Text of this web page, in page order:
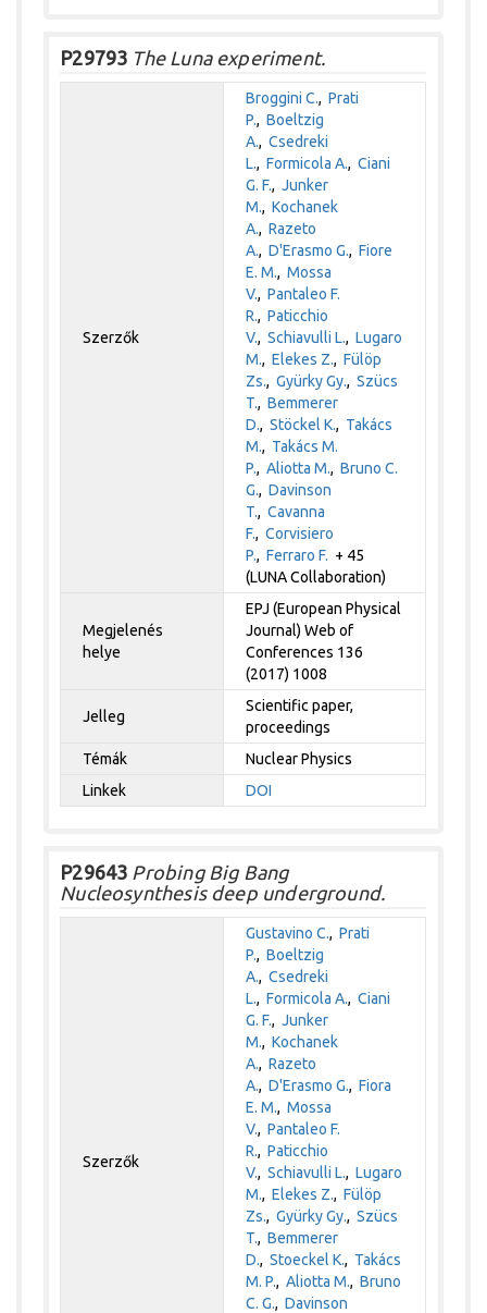
P29793 The Luna experiment.
Szerzők
Broggini C.,Prati
P.,Boeltzig
A.,Csedreki
L.,Formicola A.,Ciani
G. F.,Junker
M.,Kochanek
A.,Razeto
A.,D'Erasmo G.,Fiore
E. M.,Mossa
V.,Pantaleo F.
R.,Paticchio
V.,Schiavulli L.,Lugaro
M.,Elekes Z.,Fülöp
Zs.,Gyürky Gy.,Szücs
T.,Bemmerer
D.,Stöckel K., Takács
M., Takács M.
P.,Aliotta M.,Bruno C.
G.,Davinson
T.,Cavanna
F.,Corvisiero
P.,Ferraro F. + 45
(LUNA Collaboration)
Megjelenés
helye
EPJ (European Physical
Journal) Web of
Conferences 136
(2017) 1008
Jelleg
Scientific paper,
proceedings
Témák
Nuclear Physics
Linkek
DOI
P29643 Probing Big Bang
Nucleosynthesis deep underground.
Szerzők
Gustavino C.,Prati
P.,Boeltzig
A.,Csedreki
L.,Formicola A.,Ciani
G. F.,Junker
M.,Kochanek
A.,Razeto
A.,D'Erasmo G.,Fiora
E. M.,Mossa
V.,Pantaleo F.
R.,Paticchio
V.,Schiavulli L.,Lugaro
M.,Elekes Z.,Fülöp
Zs.,Gyürky Gy.,Szücs
T.,Bemmerer
D.,Stoeckel K., Takács
M. P.,Aliotta M.,Bruno
C. G.,Davinson